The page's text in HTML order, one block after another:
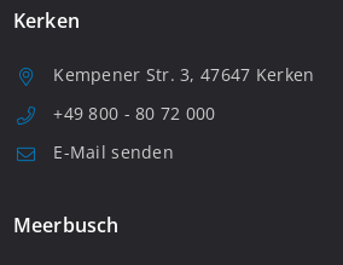
Kerken
Kempener Str. 3, 47647 Kerken
+49 800 - 80 72 000
E-Mail senden
Meerbusch